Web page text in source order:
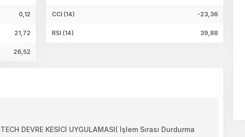
0,12
21,72
26,52
CCI (14) -23,36
RSI (14) 39,88
DEVRE KESİCİ UYGULAMASI( İşlem Sırası Durdurma